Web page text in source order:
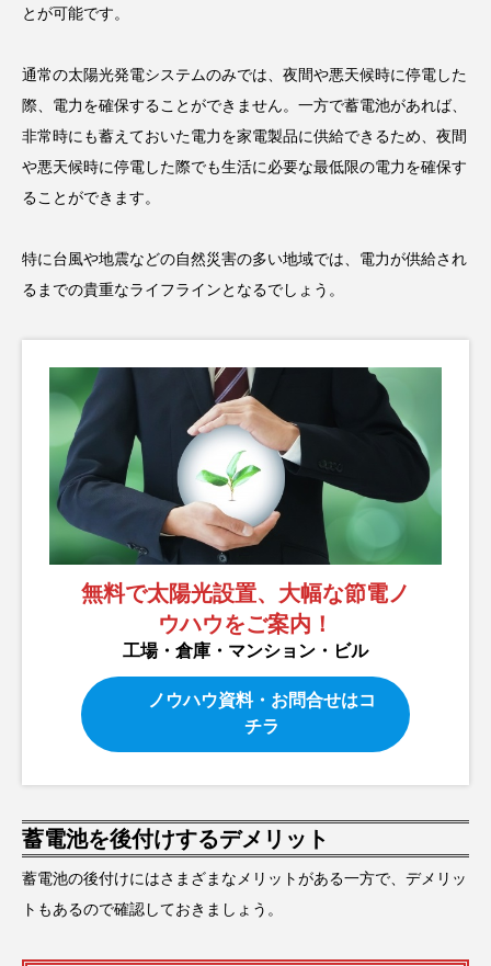
とが可能です。
通常の太陽光発電システムのみでは、夜間や悪天候時に停電した
際、電力を確保することができません。一方で蓄電池があれば、
非常時にも蓄えておいた電力を家電製品に供給できるため、夜間
や悪天候時に停電した際でも生活に必要な最低限の電力を確保す
ることができます。
特に台風や地震などの自然災害の多い地域では、電力が供給され
るまでの貴重なライフラインとなるでしょう。
無料で太陽光設置、大幅な節電ノ
ウハウをご案内！
工場・倉庫・マンション・ビル
ノウハウ資料・お問合せはコ
チラ
蓄電池を後付けするデメリット
蓄電池の後付けにはさまざまなメリットがある一方で、デメリッ
トもあるので確認しておきましょう。